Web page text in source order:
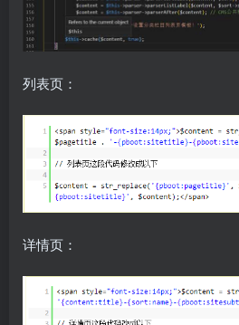
列表页：
详情页：